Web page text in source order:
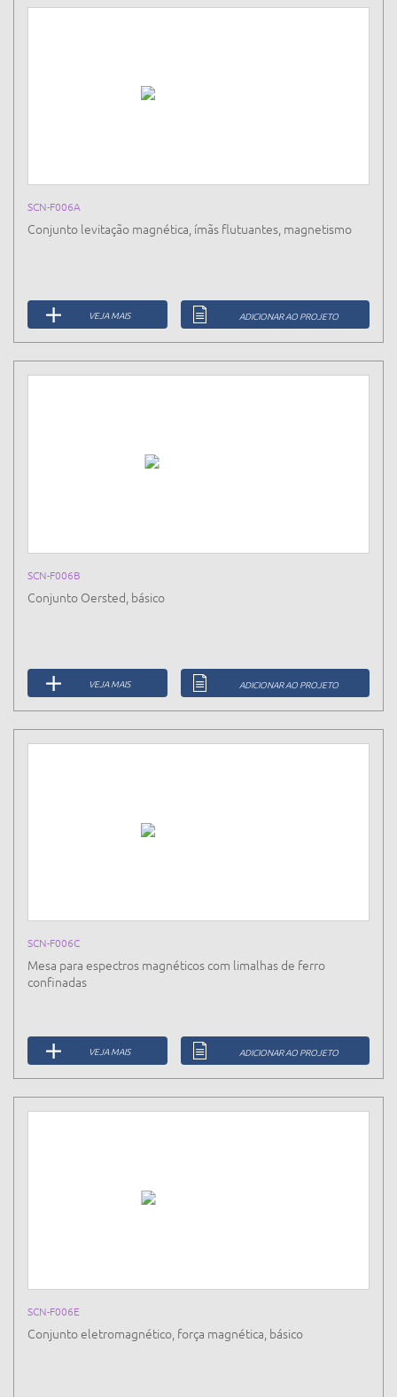
SCN-F006A
Conjunto levitação magnética, ímãs flutuantes, magnetismo
VEJA MAIS ADICIONAR AO PROJETO
SCN-F006B
Conjunto Oersted, básico
VEJA MAIS ADICIONAR AO PROJETO
SCN-F006C
Mesa para espectros magnéticos com limalhas de ferro
confinadas
VEJA MAIS ADICIONAR AO PROJETO
SCN-F006E
Conjunto eletromagnético, força magnética, básico